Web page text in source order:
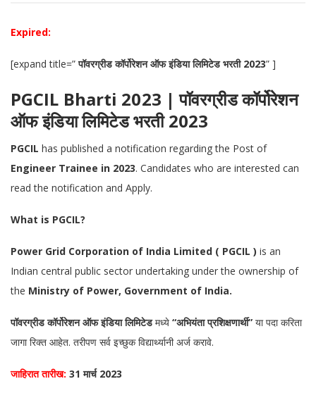
Expired:
[expand title=”पॉवरग्रीड कॉर्पोरेशन ऑफ इंडिया लिमिटेड भरती 2023” ]
PGCIL Bharti 2023 | पॉवरग्रीड कॉर्पोरेशन
ऑफ इंडिया लिमिटेड भरती 2023
PGCIL has published a notification regarding the Post of
Engineer Trainee in 2023. Candidates who are interested can
read the notification and Apply.
What is PGCIL?
Power Grid Corporation of India Limited ( PGCIL ) is an
Indian central public sector undertaking under the ownership of
the Ministry of Power, Government of India.
पॉवरग्रीड कॉर्पोरेशन ऑफ इंडिया लिमिटेडमध्ये “अभियंता प्रशिक्षणार्थी” या पदा करिता
जागा रिक्त आहेत. तरीपण सर्व इच्छुक विद्यार्थ्यानी अर्ज करावे.
जाहिरात तारीख: 31 मार्च 2023